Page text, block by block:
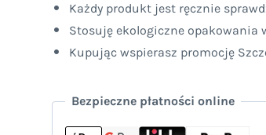
Każdy produkt jest ręcznie
Stosuję ekologiczne opakowania
Kupując wspierasz promocję
Bezpieczne płatności online